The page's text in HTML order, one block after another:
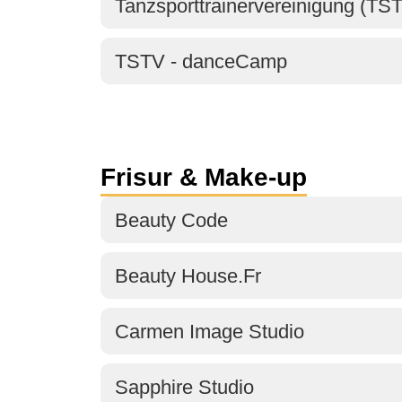
Tanzsporttrainervereinigung
TSTV - danceCamp
Frisur & Make-up
Beauty Code
Beauty House.Fr
Carmen Image Studio
Sapphire Studio